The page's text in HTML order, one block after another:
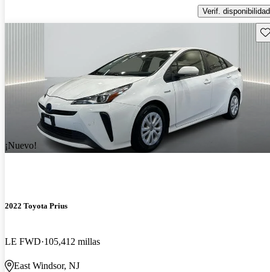
Verif. disponibilidad
¡Nuevo!
2022 Toyota Prius
LE FWD 105,412 millas
East Windsor, NJ